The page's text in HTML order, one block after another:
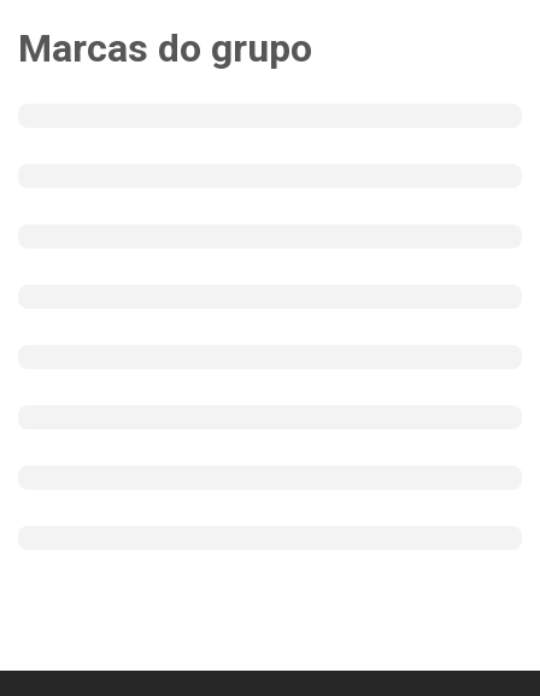
Marcas do grupo